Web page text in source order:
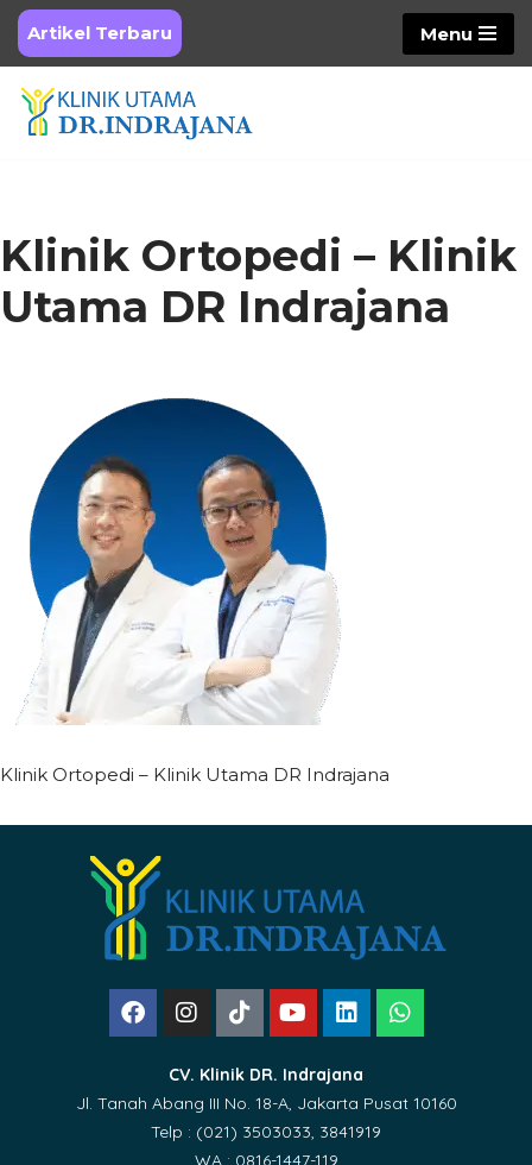
Skip
to
content
Artikel Terbaru Menu
Klinik Ortopedi – Klinik
Utama DR Indrajana
Klinik Ortopedi – Klinik Utama DR Indrajana
CV. Klinik DR. Indrajana
Jl. Tanah Abang III No. 18-A, Jakarta Pusat 10160
Telp : (021) 3503033, 3841919
WA : 0816-1447-119